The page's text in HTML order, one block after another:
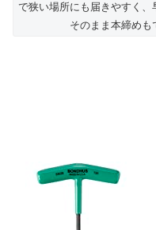
で狭い場所にも届きやすく
そのまま本締めも